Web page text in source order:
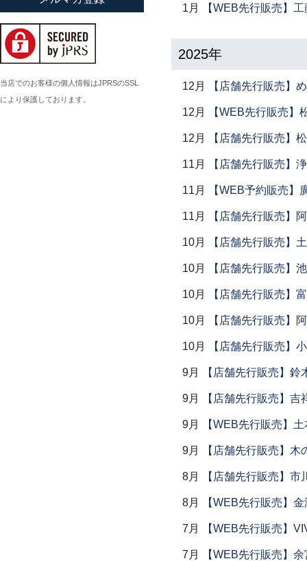
1月 【WEB先行販売】
2025年
12月 【店舗先行販売】
12月 【WEB先行販売】
12月 【店舗先行販売】
11月 【店舗先行販売】
11月 【WEB予約販売】
11月 【店舗先行販売】
10月 【店舗先行販売】
10月 【店舗先行販売】
10月 【店舗先行販売】
10月 【店舗先行販売】
10月 【店舗先行販売】
9月 【店舗先行販売】
9月 【店舗先行販売】吉
9月 【WEB先行販売】
9月 【店舗先行販売】木
8月 【店舗先行販売】
8月 【WEB先行販売】
7月 【WEB先行販売】
7月 【WEB先行販売】
小倉広太郎
岡田直人
岡野達也
岡本修
小川佳子
当店でのお客様の個人情報はJPRSのSSL
により保護しております。